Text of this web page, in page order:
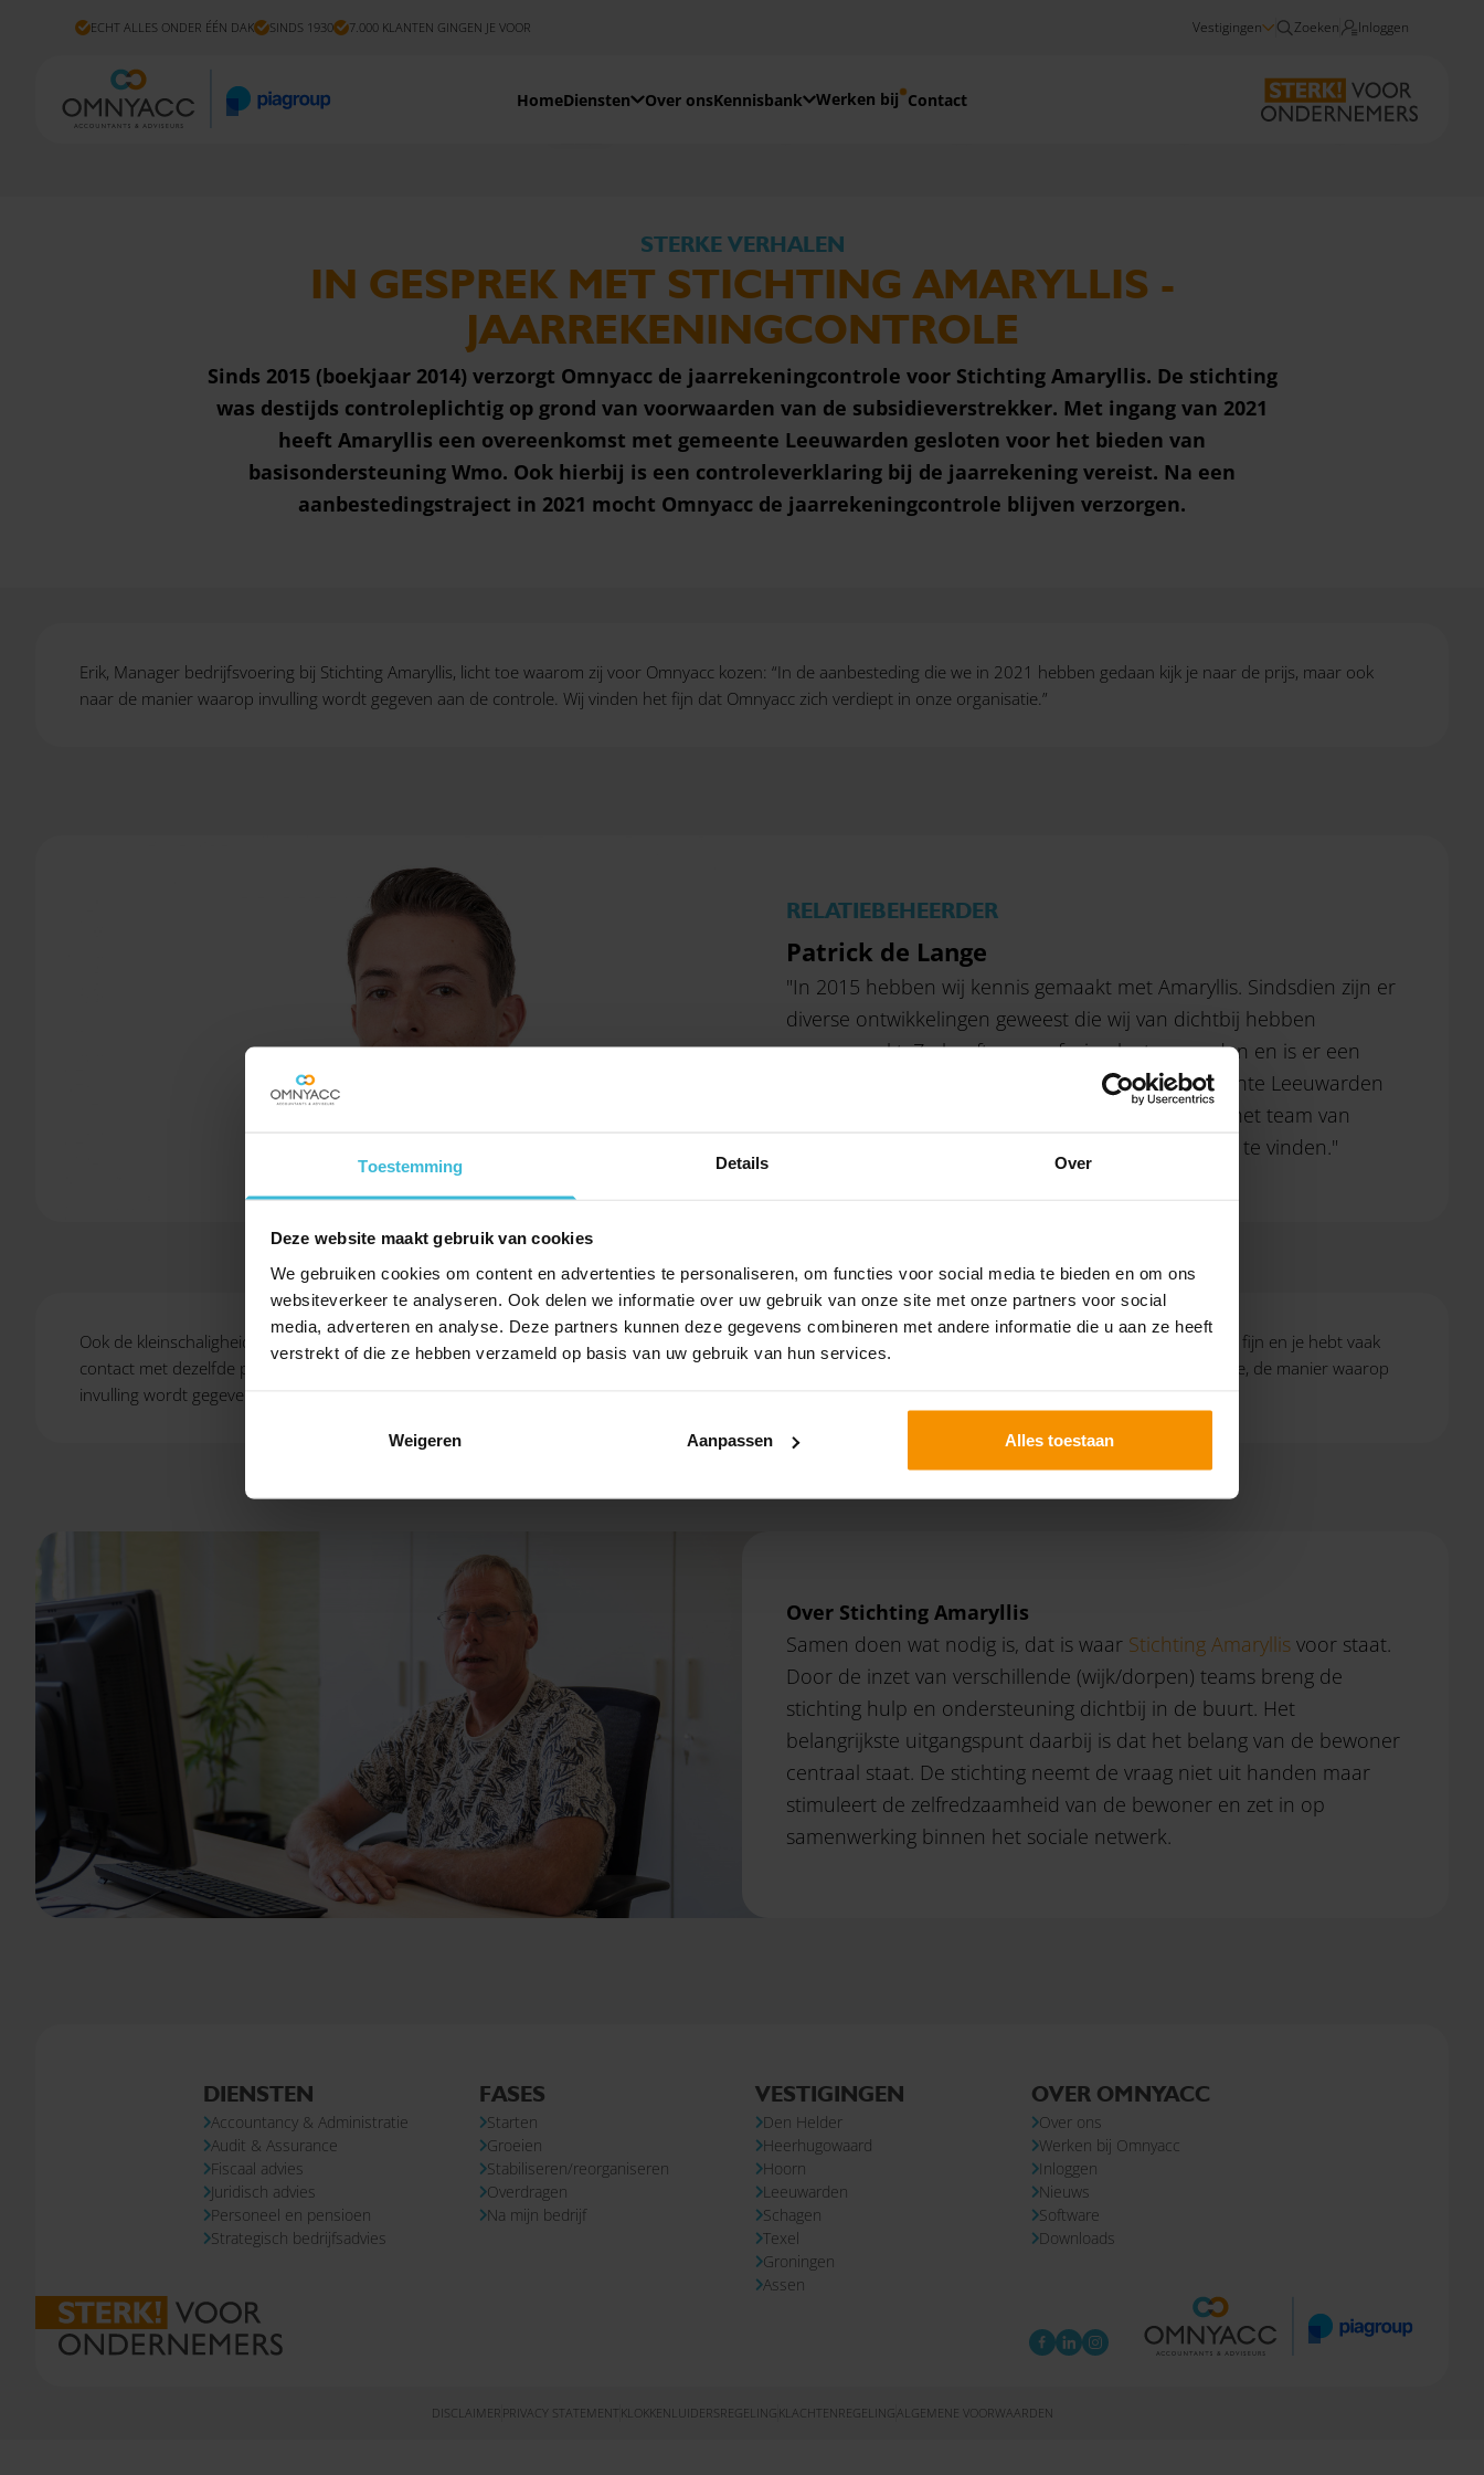
Toestemming Details Over
Deze website maakt gebruik van cookies
We gebruiken cookies om content en advertenties te personaliseren, om functies voor social media te bieden en om ons
websiteverkeer te analyseren. Ook delen we informatie over uw gebruik van onze site met onze partners voor social
media, adverteren en analyse. Deze partners kunnen deze gegevens combineren met andere informatie die u aan ze heeft
verstrekt of die ze hebben verzameld op basis van uw gebruik van hun services.
Weigeren Aanpassen Alles toestaan
ECHT ALLES ONDER ÉÉN DAK SINDS 1930 7.000 KLANTEN GINGEN JE VOOR Vestigingen Zoeken Inloggen
HomeDiensten Over onsKennisbank Werken bij Contact
Wij kozen voor Omnyacc vanwege de manier waarop zij invulling geven aan de controle, maar ook vanwege de professionaliteit en laagdrempeligheid.
STERKE VERHALEN
IN GESPREK MET STICHTING AMARYLLIS -
JAARREKENINGCONTROLE
Sinds 2015 (boekjaar 2014) verzorgt Omnyacc de jaarrekeningcontrole voor Stichting Amaryllis. De stichting
was destijds controleplichtig op grond van voorwaarden van de subsidieverstrekker. Met ingang van 2021
heeft Amaryllis een overeenkomst met gemeente Leeuwarden gesloten voor het bieden van
basisondersteuning Wmo. Ook hierbij is een controleverklaring bij de jaarrekening vereist. Na een
aanbestedingstraject in 2021 mocht Omnyacc de jaarrekeningcontrole blijven verzorgen.
Erik, Manager bedrijfsvoering bij Stichting Amaryllis, licht toe waarom zij voor Omnyacc kozen: “In de aanbesteding die we in 2021 hebben gedaan kijk je naar de prijs, maar ook
naar de manier waarop invulling wordt gegeven aan de controle. Wij vinden het fijn dat Omnyacc zich verdiept in onze organisatie.”
RELATIEBEHEERDER
Patrick de Lange
"In 2015 hebben wij kennis gemaakt met Amaryllis. Sindsdien zijn er
diverse ontwikkelingen geweest die wij van dichtbij hebben
meegemaakt. Zo heeft er een fusie plaatsgevonden en is er een
binnen de gemeente Leeuwarden
gestart. Het is nog steeds ontzettend fijn om met het team van
Amaryllis samen te werken. We weten elkaar goed te vinden."
Ook de kleinschaligheid en professionele aanpak van Omnyacc vindt Erik belangrijk: “Omnyacc is niet een enorm grote accountancy keten. De korte lijnen zijn fijn en je hebt vaak
contact met dezelfde personen. De continuïteit die Omnyacc biedt is erg prettig. We zijn blij met Omnyacc’s verdieping in de achtergrond van onze organisatie, de manier waarop
invulling wordt gegeven aan de controle, de professionaliteit en de laagdrempeligheid.”
Over Stichting Amaryllis
Samen doen wat nodig is, dat is waar Stichting Amaryllis voor staat.
Door de inzet van verschillende (wijk/dorpen) teams breng de
stichting hulp en ondersteuning dichtbij in de buurt. Het
belangrijkste uitgangspunt daarbij is dat het belang van de bewoner
centraal staat. De stichting neemt de vraag niet uit handen maar
stimuleert de zelfredzaamheid van de bewoner en zet in op
samenwerking binnen het sociale netwerk.
DIENSTEN
Accountancy & Administratie
Audit & Assurance
Fiscaal advies
Juridisch advies
Personeel en pensioen
Strategisch bedrijfsadvies
FASES
Starten
Groeien
Stabiliseren/reorganiseren
Overdragen
Na mijn bedrijf
VESTIGINGEN
Den Helder
Heerhugowaard
Hoorn
Leeuwarden
Schagen
Texel
Groningen
Assen
OVER OMNYACC
Over ons
Werken bij Omnyacc
Inloggen
Nieuws
Software
Downloads
DISCLAIMER PRIVACY STATEMENT KLOKKENLUIDERSREGELING KLACHTENREGELINGALGEMENE VOORWAARDEN